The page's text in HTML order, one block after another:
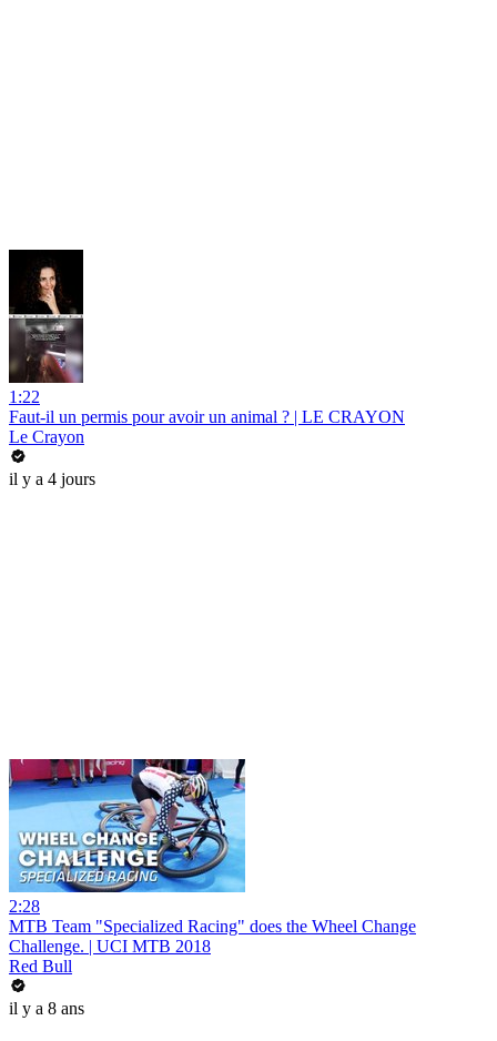
1:22
Faut-il un permis pour avoir un animal ? | LE CRAYON
Le Crayon
il y a 4 jours
2:28
MTB Team "Specialized Racing" does the Wheel Change
Challenge. | UCI MTB 2018
Red Bull
il y a 8 ans